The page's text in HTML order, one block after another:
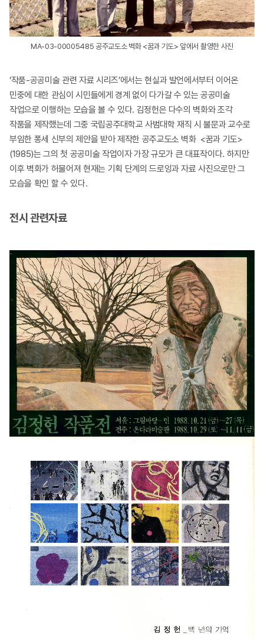
MA-03-00005485 공주교도소 벽화 <꿈과 기도> 앞에서 촬영한 사진
‘작품-공공미술 관련 자료 시리즈’에서는 현실과 발언에서부터 이어온
민중에 대한 관심이 시민들에게 경계 없이 다가갈 수 있는 공공미술
작업으로 이행하는 모습을 볼 수 있다. 김정헌은 다수의 벽화와 조각
작품을 제작했는데 그중 국립공주대학교 사범대학 재직 시 불문과 교수로
부임한 퐁세 신부의 제안을 받아 제작한 공주교도소 벽화 <꿈과 기도>
(1985)는 그의 첫 공공미술 작업이자 가장 규모가 큰 대표작이다. 하지만
이후 벽화가 허물어져 현재는 기획 단계의 드로잉과 자료 사진으로만 그
모습을 확인 할 수 있다.
전시 관련자료